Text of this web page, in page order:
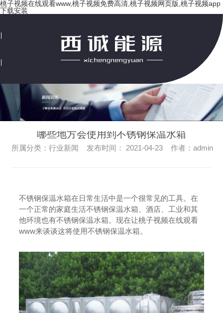
桃子视频在线观看www,桃子视频免费高清,桃子视频网页版,桃子视频app
下载安装
网站首页 桃子视频免费高清
产品中心 成功案例 新闻资讯
哪些地方会使用到不锈钢保温水箱
所属分类：行业新闻 发布时间： 2021-04-23 作者：admin
不锈钢保温水箱在日常生活中是一个很常见的工具。在
一个正常的家庭生活不锈钢保温水箱、酒店、工业和其
他环境也有不锈钢保温水箱。现在让桃子视频在线观看
www来谈谈这将使用不锈钢保温水箱。